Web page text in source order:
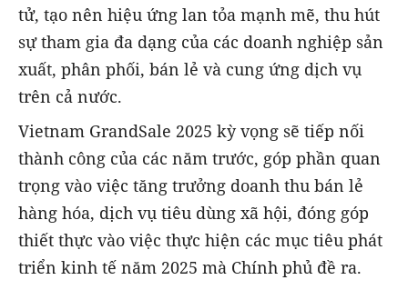
tử, tạo nên hiệu ứng lan tỏa mạnh mẽ, thu hút
sự tham gia đa dạng của các doanh nghiệp sản
xuất, phân phối, bán lẻ và cung ứng dịch vụ
trên cả nước.
Vietnam GrandSale 2025 kỳ vọng sẽ tiếp nối
thành công của các năm trước, góp phần quan
trọng vào việc tăng trưởng doanh thu bán lẻ
hàng hóa, dịch vụ tiêu dùng xã hội, đóng góp
thiết thực vào việc thực hiện các mục tiêu phát
triển kinh tế năm 2025 mà Chính phủ đề ra.